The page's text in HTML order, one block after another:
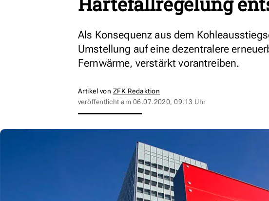
Als Konsequenz aus dem
Umstellung auf eine dezentralere
Fernwärme, verstärkt vorantreiben.
Artikel von ZFK Redaktion
veröffentlicht am 06.07.2020, 09:13 Uhr